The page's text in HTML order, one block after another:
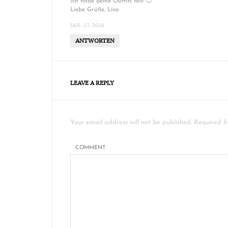
Liebe Grüße, Lisa.
JAN. 17, 2016
ANTWORTEN
LEAVE A REPLY
Your email address will not be published. Required
COMMENT